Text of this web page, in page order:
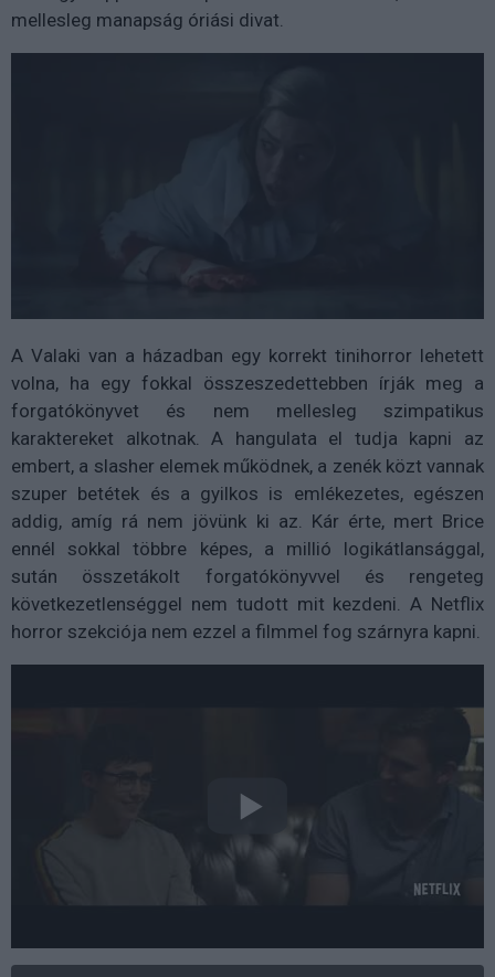
mellesleg manapság óriási divat.
A Valaki van a házadban egy korrekt tinihorror lehetett
volna, ha egy fokkal összeszedettebben írják meg a
forgatókönyvet és nem mellesleg szimpatikus
karaktereket alkotnak. A hangulata el tudja kapni az
embert, a slasher elemek működnek, a zenék közt vannak
szuper betétek és a gyilkos is emlékezetes, egészen
addig, amíg rá nem jövünk ki az. Kár érte, mert Brice
ennél sokkal többre képes, a millió logikátlansággal,
sután összetákolt forgatókönyvvel és rengeteg
következetlenséggel nem tudott mit kezdeni. A Netflix
horror szekciója nem ezzel a filmmel fog szárnyra kapni.